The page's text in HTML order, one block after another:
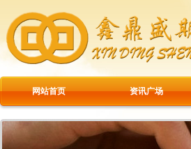
网站首页 资讯广场